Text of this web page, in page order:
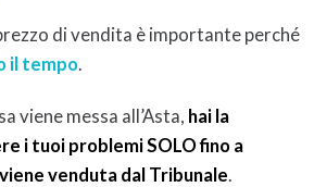
di vendita è importante perché
il tempo.
viene messa all’Asta, hai la
i tuoi problemi SOLO fino a
venduta dal Tribunale.